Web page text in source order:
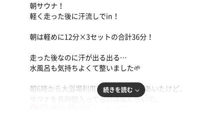
朝サウナ！
軽く走った後に汗流しでin！
朝は軽めに12分×3セットの合計36分！
走った後なのに汗が出る出る…
水風呂も気持ちよくて整いました🌱
朝6時から大浴場利用してる人まあまあいたけど、
サウナを長時間入ってるのは私くらいで、
続きを読む